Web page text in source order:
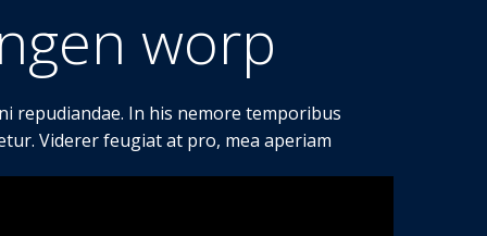
worp
repudiandae. In his nemore temporibus
Viderer feugiat at pro, mea aperiam